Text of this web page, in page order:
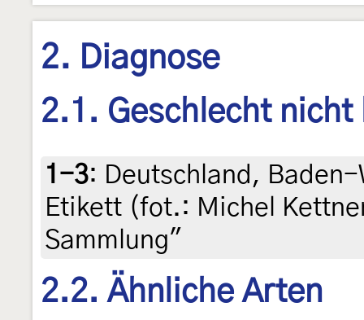
2. Diagnose
2.1. Geschlecht nicht
1-3: Deutschland,
Etikett (fot.: Michel
Sammlung"
2.2. Ähnliche Arten